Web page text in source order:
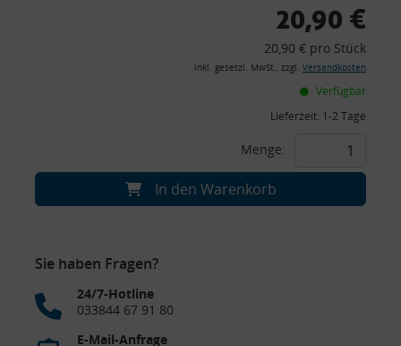
20,90 €
20,90 € pro Stück
inkl. gesetzl. MwSt., zzgl. Versandkosten
Verfügbar
Lieferzeit: 1-2 Tage
Menge:
In den Warenkorb
Sie haben Fragen?
24/7-Hotline
033844 67 91 80
E-Mail-Anfrage